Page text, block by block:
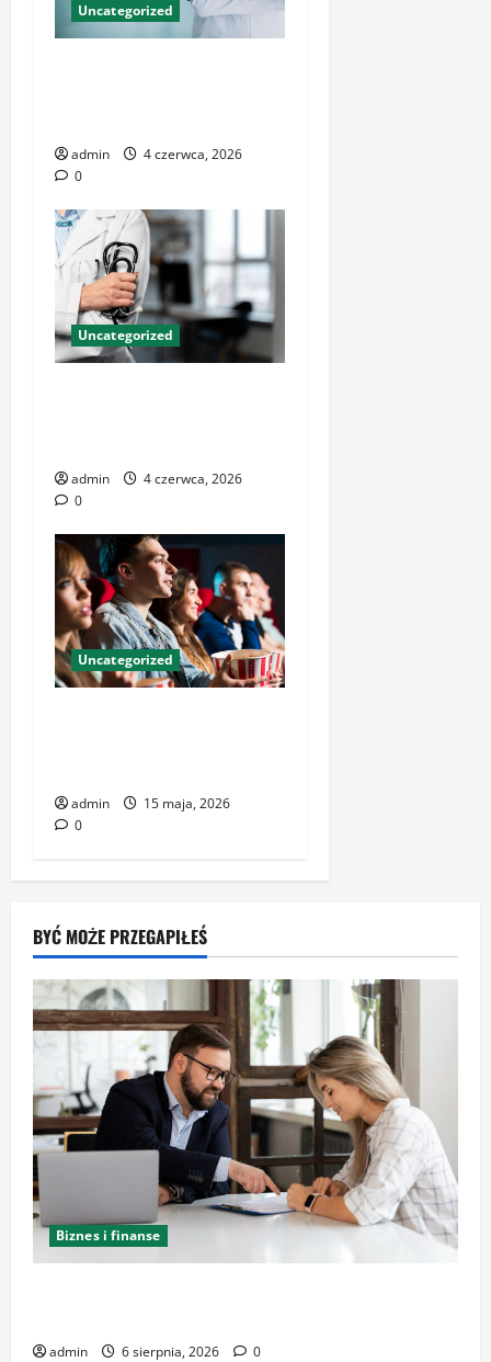
Uncategorized
admin
4 czerwca, 2026
0
Uncategorized
admin
4 czerwca, 2026
0
Uncategorized
admin
15 maja, 2026
0
BYĆ MOŻE PRZEGAPIŁEŚ
Biznes i finanse
admin 6 sierpnia, 2026 0